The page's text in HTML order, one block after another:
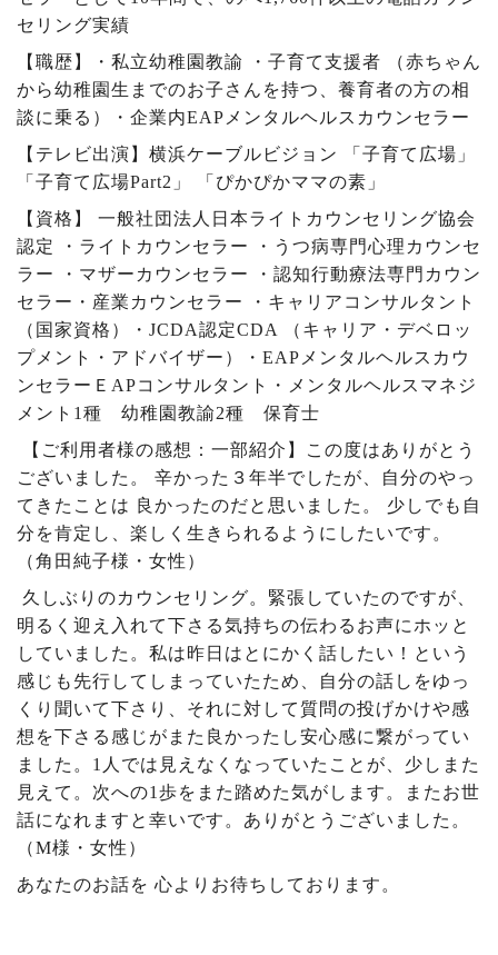
セリング実績
【職歴】・私立幼稚園教諭 ・子育て支援者 （赤ちゃん
から幼稚園生までのお子さんを持つ、養育者の方の相
談に乗る）・企業内EAP メンタルヘルスカウンセラー
【テレビ出演】横浜ケーブルビジョン 「子育て広場」
「子育て広場Part2 」 「ぴかぴかママの素」
【資格】 一般社団法人日本ライトカウンセリング協会
認定 ・ライトカウンセラー ・うつ病専門心理カウンセ
ラー ・マザーカウンセラー ・認知行動療法専門カウン
セラー・産業カウンセラー ・キャリアコンサルタント
（国家資格）・ JCDA認定CDA
（キャリア・デベロッ
プメント・アドバイザー）・ EAP メンタルヘルスカウ
ンセラーＥ APコンサルタント・メンタルヘルスマネジ
メント 1 種 幼稚園教諭2種 保育士
【ご利用者様の感想：一部紹介】この度はありがとう
ございました。 辛かった３年半でしたが、自分のやっ
てきたことは 良かったのだと思いました。 少しでも自
分を肯定し、楽しく生きられるようにしたいです。
（角田純子様・女性）
久しぶりのカウンセリング。緊張していたのですが、
明るく迎え入れて下さる気持ちの伝わるお声にホッと
していました。私は昨日はとにかく話したい！という
感じも先行してしまっていたため、自分の話しをゆっ
くり聞いて下さり、それに対して質問の投げかけや感
想を下さる感じがまた良かったし安心感に繋がってい
ました。 1 人では見えなくなっていたことが、少しまた
見えて。次への1 歩をまた踏めた気がします。またお世
話になれますと幸いです。ありがとうございました。
（M様・女性）
あなたのお話を 心よりお待ちしております。